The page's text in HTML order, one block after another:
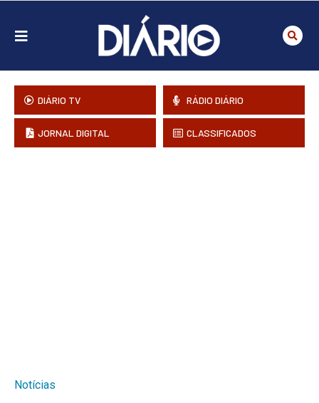
DIÁRIO TV RÁDIO DIÁRIO
JORNAL DIGITAL CLASSIFICADOS
Notícias